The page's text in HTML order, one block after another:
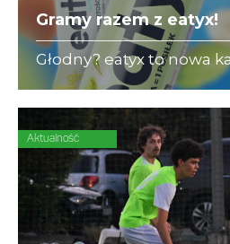
Gramy razem z eatyx!
Głodny? eatyx to nowa
Hyperfood®, czyli
posiłków w różnych
mogących zastąpić
ciągu dnia
Aktualność